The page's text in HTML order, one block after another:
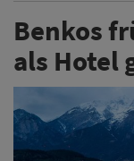
Benkos
als Hotel